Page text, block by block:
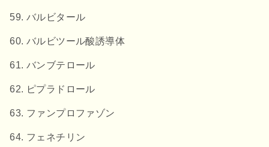
バルビタール
バルビツール酸誘導体
バンブテロール
ピプラドロール
ファンプロファゾン
フェネチリン